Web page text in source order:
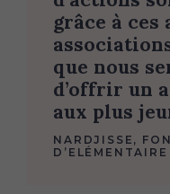
grâce à ces
que nous
d’offrir un
aux plus
NARDJISSE,
D’ELÉMENTAIRE